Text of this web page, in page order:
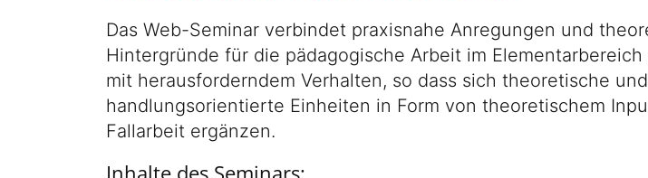
Das Web-Seminar verbindet praxisnahe Anregungen und
Hintergründe für die pädagogische Arbeit im
mit herausforderndem Verhalten, so dass sich theoretische und
handlungsorientierte Einheiten in Form von theoretischem
Fallarbeit ergänzen.